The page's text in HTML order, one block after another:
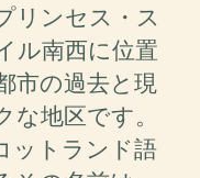
リンセス・ス
ル南西に位置
市の過去と現
地区です。
ットランド語